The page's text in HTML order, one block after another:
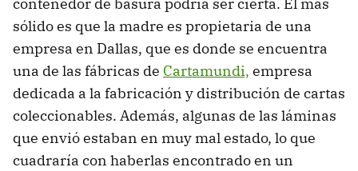
contenedor de basura podría ser cierta. El más
sólido es que la madre es propietaria de una
empresa en Dallas, que es donde se encuentra
una de las fábricas de Cartamundi, empresa
dedicada a la fabricación y distribución de cartas
coleccionables. Además, algunas de las láminas
que envió estaban en muy mal estado, lo que
cuadraría con haberlas encontrado en un